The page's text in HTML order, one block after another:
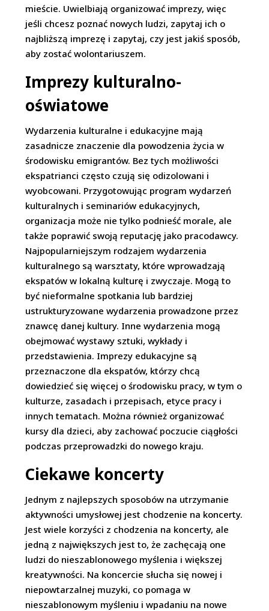
mieście. Uwielbiają organizować imprezy, więc
jeśli chcesz poznać nowych ludzi, zapytaj ich o
najbliższą imprezę i zapytaj, czy jest jakiś sposób,
aby zostać wolontariuszem.
Imprezy kulturalno-
oświatowe
Wydarzenia kulturalne i edukacyjne mają
zasadnicze znaczenie dla powodzenia życia w
środowisku emigrantów. Bez tych możliwości
ekspatrianci często czują się odizolowani i
wyobcowani. Przygotowując program wydarzeń
kulturalnych i seminariów edukacyjnych,
organizacja może nie tylko podnieść morale, ale
także poprawić swoją reputację jako pracodawcy.
Najpopularniejszym rodzajem wydarzenia
kulturalnego są warsztaty, które wprowadzają
ekspatów w lokalną kulturę i zwyczaje. Mogą to
być nieformalne spotkania lub bardziej
ustrukturyzowane wydarzenia prowadzone przez
znawcę danej kultury. Inne wydarzenia mogą
obejmować wystawy sztuki, wykłady i
przedstawienia. Imprezy edukacyjne są
przeznaczone dla ekspatów, którzy chcą
dowiedzieć się więcej o środowisku pracy, w tym o
kulturze, zasadach i przepisach, etyce pracy i
innych tematach. Można również organizować
kursy dla dzieci, aby zachować poczucie ciągłości
podczas przeprowadzki do nowego kraju.
Ciekawe koncerty
Jednym z najlepszych sposobów na utrzymanie
aktywności umysłowej jest chodzenie na koncerty.
Jest wiele korzyści z chodzenia na koncerty, ale
jedną z największych jest to, że zachęcają one
ludzi do nieszablonowego myślenia i większej
kreatywności. Na koncercie słucha się nowej i
niepowtarzalnej muzyki, co pomaga w
nieszablonowym myśleniu i wpadaniu na nowe